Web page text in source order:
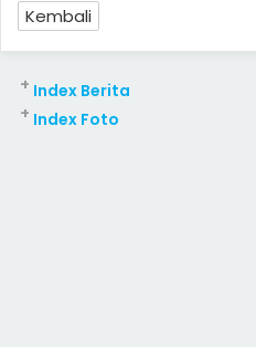
Kembali
Index Berita
+
Index Foto
+